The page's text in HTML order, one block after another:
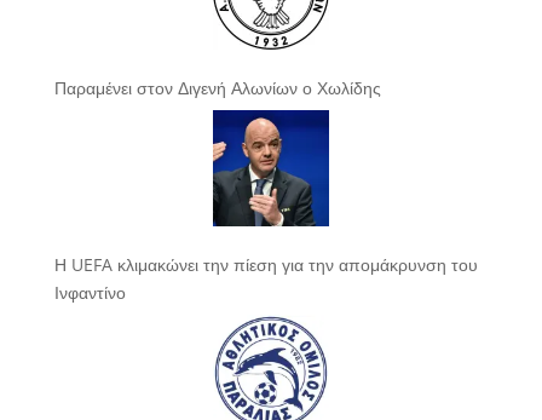
Παραμένει στον Διγενή Αλωνίων ο Χωλίδης
Η UEFA κλιμακώνει την πίεση για την απομάκρυνση του
Ινφαντίνο